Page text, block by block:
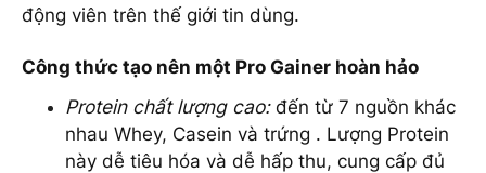
động viên trên thế giới tin dùng.
Công thức tạo nên một Pro Gainer hoàn hảo
Protein chất lượng cao:đến từ 7 nguồn khác
nhau Whey, Casein và trứng . Lượng Protein
này dễ tiêu hóa và dễ hấp thu, cung cấp đủ